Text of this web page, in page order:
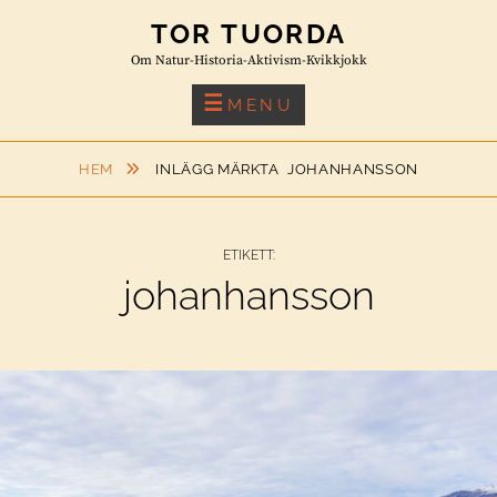
TOR TUORDA
Om Natur-Historia-Aktivism-Kvikkjokk
MENU
HEM INLÄGG MÄRKTAJOHANHANSSON
ETIKETT:
johanhansson